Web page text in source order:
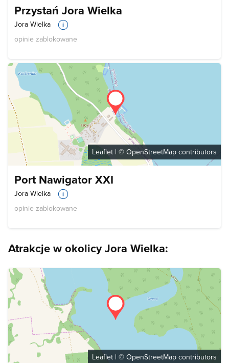
Przystań Jora Wielka
Jora Wielka
opinie zablokowane
Leaflet | © OpenStreetMap contributors
Port Nawigator XXI
Jora Wielka
opinie zablokowane
Atrakcje w okolicy Jora Wielka:
Leaflet | © OpenStreetMap contributors